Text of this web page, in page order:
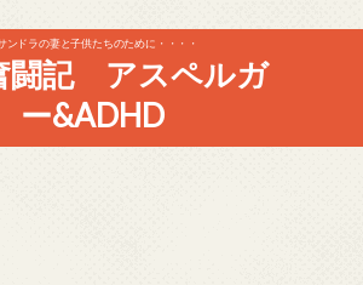
ンドラの妻と子供たちのために・・・・
闘記 アスペルガ
ー&ADHD